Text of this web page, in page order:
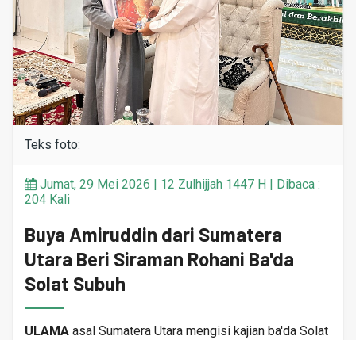
Teks foto:
Jumat, 29 Mei 2026 | 12 Zulhijjah 1447 H | Dibaca :
204 Kali
Buya Amiruddin dari Sumatera
Utara Beri Siraman Rohani Ba'da
Solat Subuh
ULAMA asal Sumatera Utara mengisi kajian ba'da Solat